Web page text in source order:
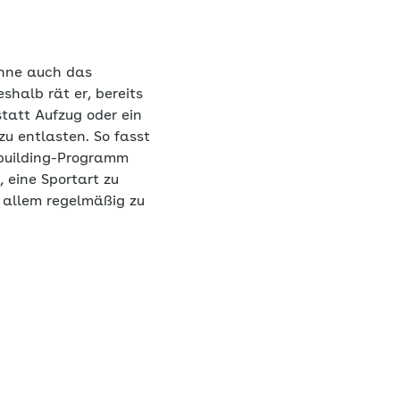
auch das
rät er, bereits
Aufzug oder ein
entlasten. So fasst
Programm
eine Sportart zu
regelmäßig zu